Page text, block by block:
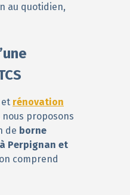
au quotidien,
et rénovation
nous proposons
de borne
Perpignan et
comprend